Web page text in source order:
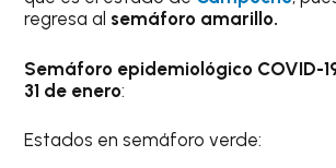
regresa al semáforo amarillo.
Semáforo epidemiológico COVID-
31 de enero:
Estados en semáforo verde: